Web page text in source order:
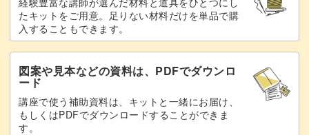
たキットをご用意。足りない材料だけを単品で購
入することもできます。
図案や見本などの資料は、PDFでダウンロ
ード
講座で使う補助資料は、キットと一緒にお届け、
もしくはPDFでダウンロードすることができま
す。